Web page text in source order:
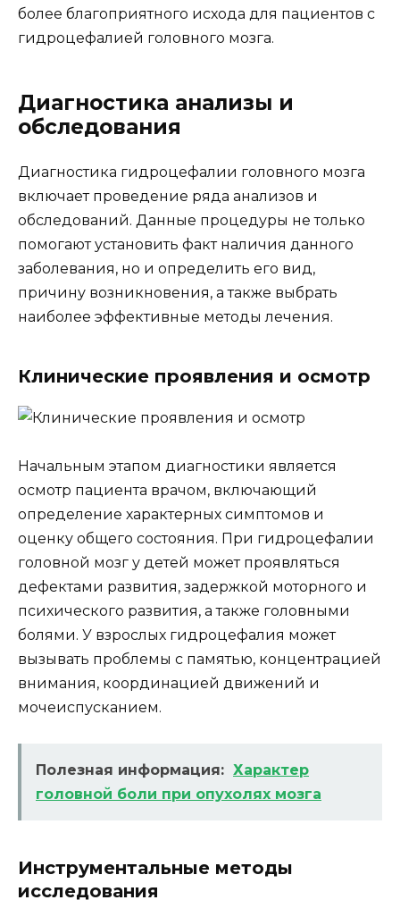
более благоприятного исхода для пациентов с
гидроцефалией головного мозга.
Диагностика анализы и
обследования
Диагностика гидроцефалии головного мозга
включает проведение ряда анализов и
обследований. Данные процедуры не только
помогают установить факт наличия данного
заболевания, но и определить его вид,
причину возникновения, а также выбрать
наиболее эффективные методы лечения.
Клинические проявления и осмотр
Начальным этапом диагностики является
осмотр пациента врачом, включающий
определение характерных симптомов и
оценку общего состояния. При гидроцефалии
головной мозг у детей может проявляться
дефектами развития, задержкой моторного и
психического развития, а также головными
болями. У взрослых гидроцефалия может
вызывать проблемы с памятью, концентрацией
внимания, координацией движений и
мочеиспусканием.
Полезная информация: Характер
головной боли при опухолях мозга
Инструментальные методы
исследования